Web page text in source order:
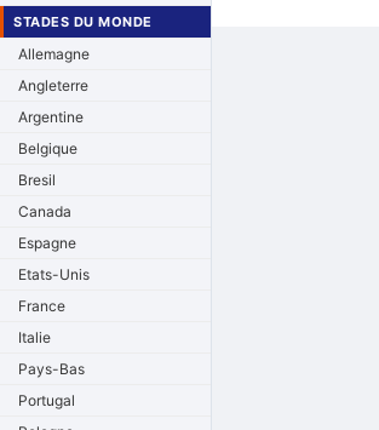
STADES DU MONDE
Allemagne
Angleterre
Argentine
Belgique
Bresil
Canada
Espagne
Etats-Unis
France
Italie
Pays-Bas
Portugal